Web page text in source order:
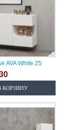
AVA White 25
КОРЗИНУ